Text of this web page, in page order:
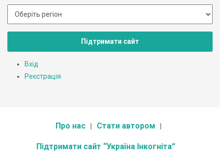
Підтримати сайт
Вхід
Реєстрація
Про нас Стати автором
Підтримати сайт “Україна Інкогніта”